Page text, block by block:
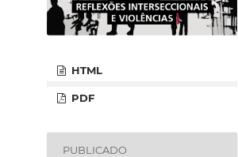
HTML
PDF
PUBLICADO